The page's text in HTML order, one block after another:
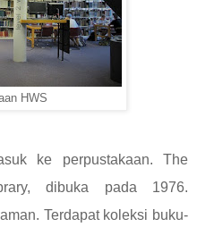
HWS
ke perpustakaan. The
dibuka pada 1976.
Terdapat koleksi buku-